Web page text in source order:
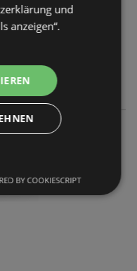
und
anzeigen“.
BY COOKIESCRIPT